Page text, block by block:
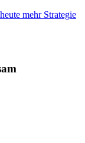
mehr Strategie